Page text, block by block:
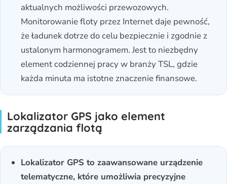
aktualnych możliwości przewozowych.
Monitorowanie floty przez Internet daje pewność,
że ładunek dotrze do celu bezpiecznie i zgodnie z
ustalonym harmonogramem. Jest to niezbędny
element codziennej pracy w branży TSL, gdzie
każda minuta ma istotne znaczenie finansowe.
Lokalizator GPS jako element
zarządzania flotą
Lokalizator GPS to zaawansowane urządzenie
telematyczne, które umożliwia precyzyjne